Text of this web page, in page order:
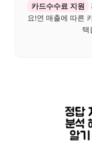
카드수수료 지원
요!연 매출에 따른
택